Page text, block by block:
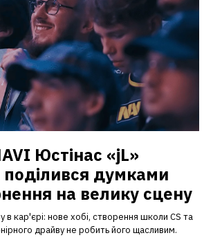
Юстінас «jL»
поділився думками
на велику сцену
в кар'єрі: нове хобі, створення школи CS та
драйву не робить його щасливим.